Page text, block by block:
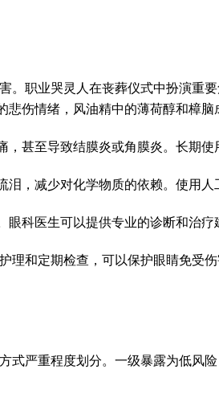
职业哭灵人在丧葬仪式中扮演重
伤情绪，风油精中的薄荷醇和樟
甚至导致结膜炎或角膜炎。长期
，减少对化学物质的依赖。使用
科医生可以提供专业的诊断和治
和定期检查，可以保护眼睛免受
严重程度划分。一级暴露为低风